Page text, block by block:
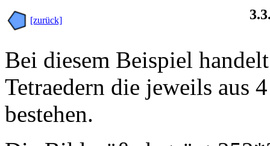
[zurück]
Bei diesem Beispiel
Tetraedern die jeweils aus
bestehen.